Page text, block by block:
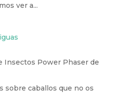
ver a...
Insectos Power Phaser de
sobre caballos que no os